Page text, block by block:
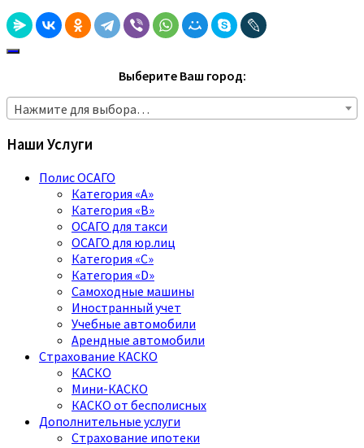
Выберите Ваш город:
Нажмите для выбора…
Наши Услуги
Полис ОСАГО
Категория «A»
Категория «B»
ОСАГО для такси
ОСАГО для юр.лиц
Категория «C»
Категория «D»
Самоходные машины
Иностранный учет
Учебные автомобили
Арендные автомобили
Страхование КАСКО
КАСКО
Мини-КАСКО
КАСКО от бесполисных
Дополнительные услуги
Страхование ипотеки